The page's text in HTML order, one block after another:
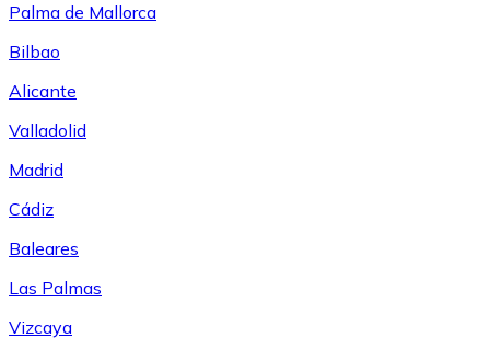
Palma de Mallorca
Bilbao
Alicante
Valladolid
Madrid
Cádiz
Baleares
Las Palmas
Vizcaya